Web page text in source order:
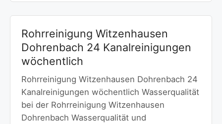
Rohrreinigung Witzenhausen
Dohrenbach 24 Kanalreinigungen
wöchentlich
Rohrreinigung Witzenhausen Dohrenbach 24
Kanalreinigungen wöchentlich Wasserqualität
bei der Rohrreinigung Witzenhausen
Dohrenbach Wasserqualität und